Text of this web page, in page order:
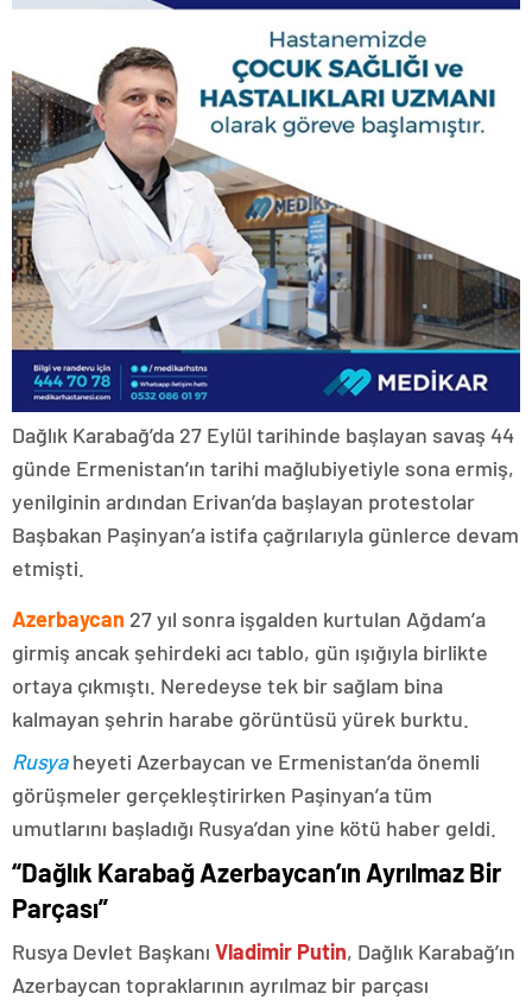
Dağlık Karabağ’da 27 Eylül tarihinde başlayan savaş 44
günde Ermenistan’ın tarihi mağlubiyetiyle sona ermiş,
yenilginin ardından Erivan’da başlayan protestolar
Başbakan Paşinyan’a istifa çağrılarıyla günlerce devam
etmişti.
Azerbaycan 27 yıl sonra işgalden kurtulan Ağdam’a
girmiş ancak şehirdeki acı tablo, gün ışığıyla birlikte
ortaya çıkmıştı. Neredeyse tek bir sağlam bina
kalmayan şehrin harabe görüntüsü yürek burktu.
Rusyaheyeti Azerbaycan ve Ermenistan’da önemli
görüşmeler gerçekleştirirken Paşinyan’a tüm
umutlarını başladığı Rusya’dan yine kötü haber geldi.
“Dağlık Karabağ Azerbaycan’ın Ayrılmaz Bir
Parçası”
Rusya Devlet Başkanı Vladimir Putin, Dağlık Karabağ’ın
Azerbaycan topraklarının ayrılmaz bir parçası